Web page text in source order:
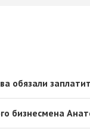
обязали
бизнесмена